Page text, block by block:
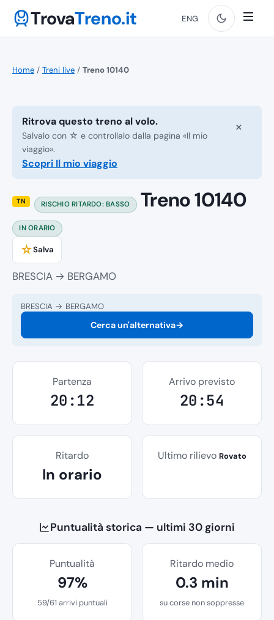
TrovaTreno.it ENG
Home / Treni live / Treno 10140
Ritrova questo treno al volo.
Salvalo con ☆ e controllalo dalla pagina «Il mio
viaggio».
Scopri Il mio viaggio
×
TN RISCHIO RITARDO: BASSO Treno 10140
IN ORARIO
☆Salva
BRESCIA → BERGAMO
BRESCIA → BERGAMO
Cerca un'alternativa→
Partenza
20:12
Arrivo previsto
20:54
Ritardo
In orario
Ultimo rilievo Rovato
Puntualità storica — ultimi 30 giorni
Puntualità
97%
59/61 arrivi puntuali
Ritardo medio
0.3 min
su corse non soppresse